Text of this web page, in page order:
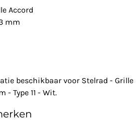
Accord
mm
beschikbaar voor Stelrad - Grille
- Type 11 - Wit.